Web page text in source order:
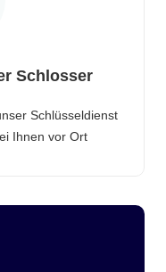
Schlosser
Schlüsseldienst
Ihnen vor Ort